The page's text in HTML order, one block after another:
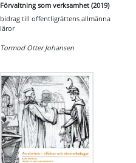
Förvaltning som verksamhet (2019)
bidrag till offentligrättens allmänna
läror
Tormod Otter Johansen